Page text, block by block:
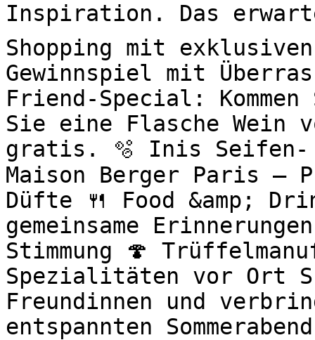
Inspiration. Das
Shopping mit
Gewinnspiel mit
Friend-Special:
Sie eine Flasche Wein
gratis. 🫧 Inis Seifen-
Maison Berger Paris –
Düfte 🍴 Food &amp;
gemeinsame
Stimmung 🍄
Spezialitäten vor Ort
Freundinnen und
entspannten